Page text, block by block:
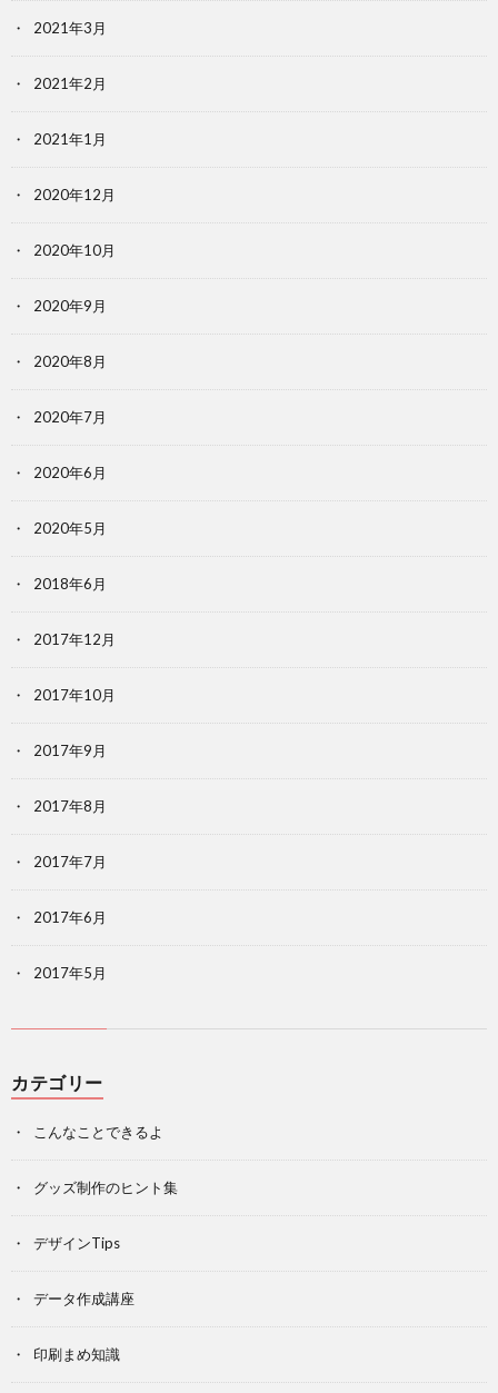
2021年3月
2021年2月
2021年1月
2020年12月
2020年10月
2020年9月
2020年8月
2020年7月
2020年6月
2020年5月
2018年6月
2017年12月
2017年10月
2017年9月
2017年8月
2017年7月
2017年6月
2017年5月
カテゴリー
こんなことできるよ
グッズ制作のヒント集
デザインTips
データ作成講座
印刷まめ知識